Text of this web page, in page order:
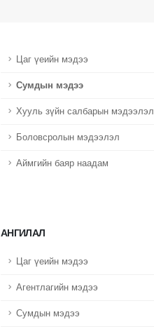
Цаг үеийн мэдээ
Сумдын мэдээ
Хууль зүйн салбарын мэдээлэл
Боловсролын мэдээлэл
Аймгийн баяр наадам
АНГИЛАЛ
Цаг үеийн мэдээ
Агентлагийн мэдээ
Сумдын мэдээ